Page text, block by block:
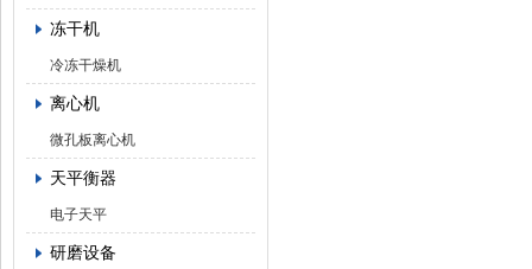
冻干机
冷冻干燥机
离心机
微孔板离心机
天平衡器
电子天平
研磨设备